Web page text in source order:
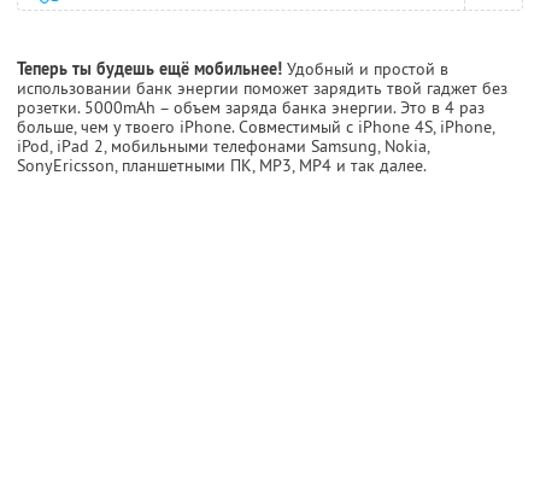
Теперь ты будешь ещё мобильнее! Удобный и простой в
использовании банк энергии поможет зарядить твой гаджет без
розетки. 5000mAh – объем заряда банка энергии. Это в 4 раз
больше, чем у твоего iPhone. Совместимый с iPhone 4S, iPhone,
iPod, iPad 2, мобильными телефонами Samsung, Nokia,
SonyEricsson, планшетными ПК, MP3, MP4 и так далее.